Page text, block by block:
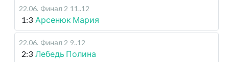
22.06. Финал 2 11..12
1:3 Арсенюк Мария
22.06. Финал 2 9..12
2:3 Лебедь Полина